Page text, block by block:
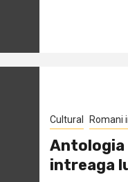
Cultural Romani
intreaga